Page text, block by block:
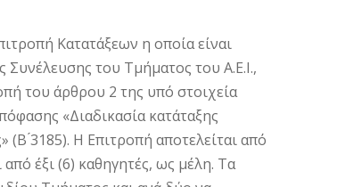
Κατατάξεων η οποία είναι
Συνέλευσης του Τμήματος του Α.Ε.Ι.,
του άρθρου 2 της υπό στοιχεία
«Διαδικασία κατάταξης
́3185). Η Επιτροπή αποτελείται από
έξι (6) καθηγητές, ως μέλη. Τα